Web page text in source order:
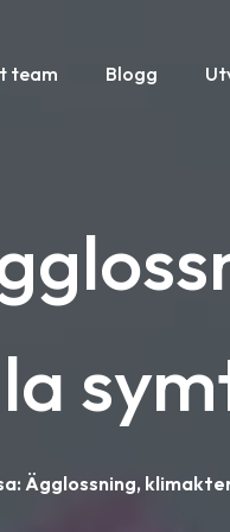
team Blogg
Ägglossning,